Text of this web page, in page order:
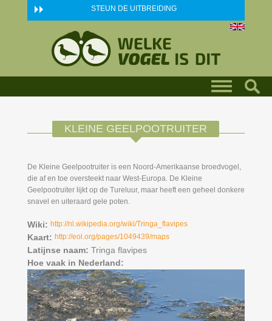
Skip to main content STEUN DE UITBREIDING
KLEINE GEELPOOTRUITER
De Kleine Geelpootruiter is een Noord-Amerikaanse broedvogel,
die af en toe oversteekt naar West-Europa. De Kleine
Geelpootruiter lijkt op de Tureluur, maar heeft een geheel donkere
snavel en uiteraard gele poten.
Wiki: http://nl.wikipedia.org/wiki/Tringa_flavipes
Kaart: http://eol.org/pages/1049439/maps
Latijnse naam: Tringa flavipes
Hoe vaak in Nederland: